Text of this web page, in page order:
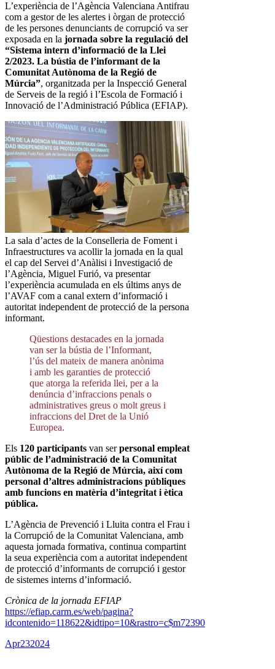
L’experiència de l’Agència Valenciana Antifrau
com a gestor de les alertes i òrgan de protecció
de les persones denunciants de corrupció va ser
exposada en la jornada sobre la regulació del
“Sistema intern d’informació de la Llei
2/2023. La bústia de l’informant de la
Comunitat Autònoma de la Regió de
Múrcia”, organitzada per la Inspecció General
de Serveis de la regió i l’Escola de Formació i
Innovació de l’Administració Pública (EFIAP).
La sala d’actes de la Conselleria de Foment i
Infraestructures va acollir la jornada en la qual
el cap del Servei d’Anàlisi i Investigació de
l’Agència, Miguel Furió, va presentar
l’experiència acumulada en els últims anys de
l’AVAF com a canal extern d’informació i
autoritat independent de protecció de la persona
informant.
Qüestions destacades en la jornada
van ser la bústia de l’Informant,
l’ús del mateix de manera anònima
i amb les garanties de protecció
que atorga la referida llei, per a la
denúncia d’infraccions penals o
administratives greus o molt greus i
infraccions del Dret de la Unió
Europea.
Els 120 participants van serpersonal empleat
públic de l’administració de la Comunitat
Autònoma de la Regió de Múrcia, així com
personal d’altres administracions públiques
amb funcions en matèria d’integritat i ètica
pública.
L’Agència de Prevenció i Lluita contra el Frau i
la Corrupció de la Comunitat Valenciana, amb
aquesta jornada formativa, continua compartint
la seua experiència com a autoritat independent
de protecció d’informants de corrupció i gestor
de sistemes interns d’informació.
Crònica de la jornada EFIAP
https://efiap.carm.es/web/pagina?
idcontenido=118622&idtipo=10&rastro=c$m72390
Apr232024